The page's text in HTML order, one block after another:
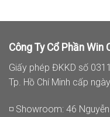
Công Ty Cổ Phần Win
Giấy phép ĐKKD số
Tp. Hồ Chí Minh cấp
◽ Showroom: 46